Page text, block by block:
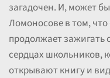
загадочен. И, может
Ломоносове в том, что
продолжает зажигать
сердцах школьников,
открывают книгу и